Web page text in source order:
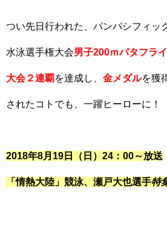
つい先日行われた、パンパシフィッ
水泳選手権大会男子200ｍバタフライ
大会２連覇を達成し、 金メダルを獲
されたコトでも、一躍ヒーローに！
2018年8月19日（日） 24：00～放送
「情熱大陸」競泳、瀬戸大也選手特